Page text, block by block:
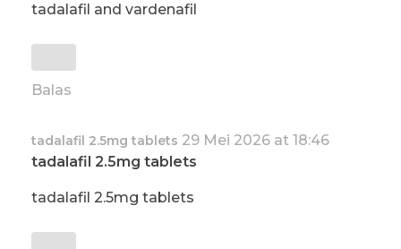
tadalafil and vardenafil
Balas
tadalafil 2.5mg tablets 29 Mei 2026 at 18:46
tadalafil 2.5mg tablets
tadalafil 2.5mg tablets